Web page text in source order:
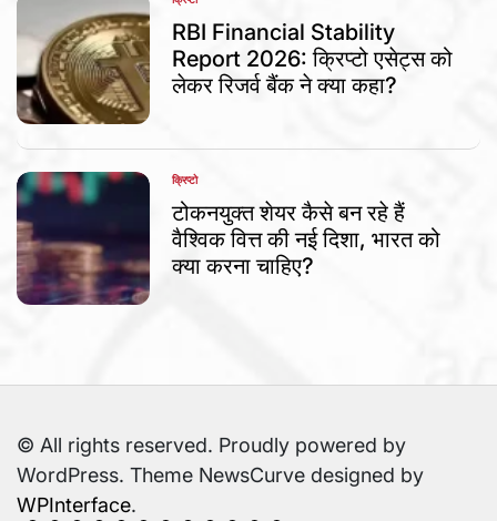
POSTED
IN
RBI Financial Stability
Report 2026: क्रिप्टो एसेट्स को
लेकर रिजर्व बैंक ने क्या कहा?
POSTED
IN
क्रिप्टो
टोकनयुक्त शेयर कैसे बन रहे हैं
वैश्विक वित्त की नई दिशा, भारत को
क्या करना चाहिए?
© All rights reserved. Proudly powered by
WordPress. Theme NewsCurve designed by
WPInterface.